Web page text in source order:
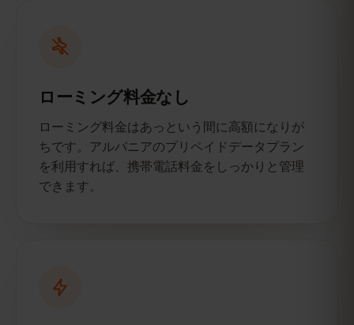
ローミング料金なし
ローミング料金はあっという間に高額になりが
ちです。アルバニアのプリペイドデータプラン
を利用すれば、携帯電話料金をしっかりと管理
できます。